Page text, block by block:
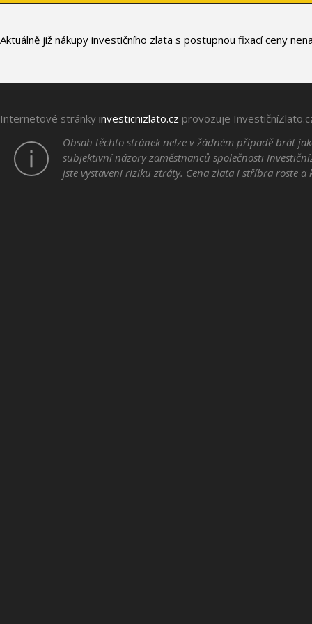
Aktuálně již nákupy investičního zlata s postupnou fixací ceny
Internetové stránky investicnizlato.cz provozuje
Obsah těchto stránek nelze v žádném případě brát
subjektivní názory zaměstnanců společnosti
jste vystaveni riziku ztráty. Cena zlata i stříbra roste a